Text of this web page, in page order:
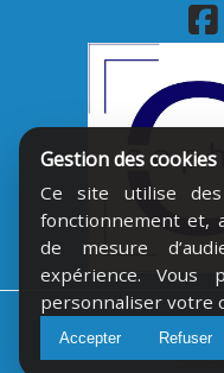
Gestion des cookies
Ce site utilise
fonctionnement et,
de mesure
expérience. Vous
personnaliser votre
Accepter Refuser